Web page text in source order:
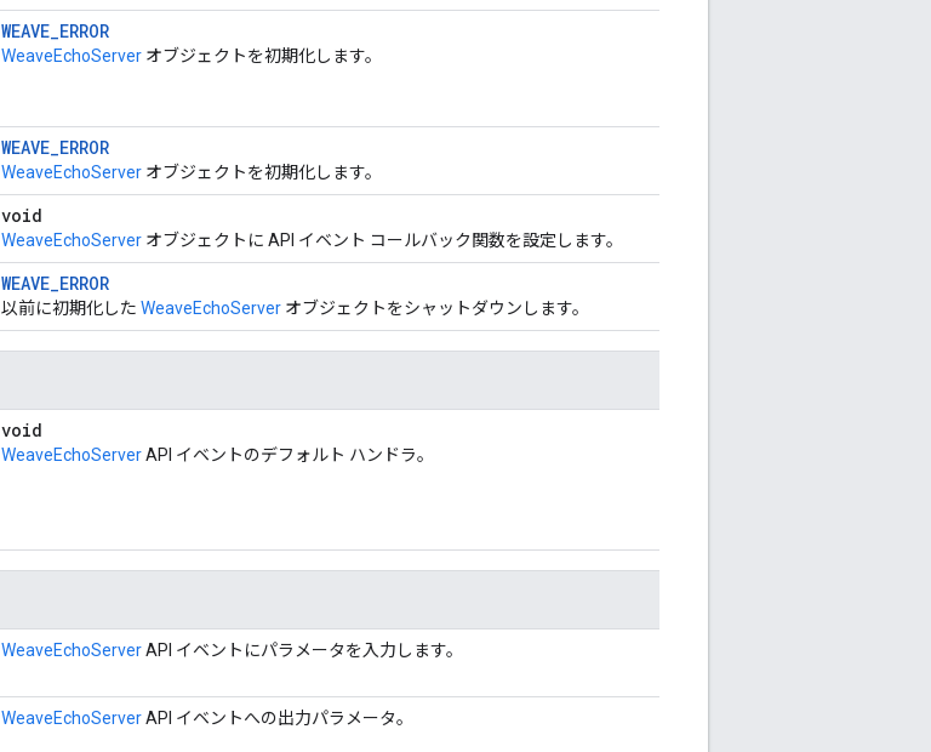
WEAVE_ERROR
WeaveEchoServer オブジェクトを初期化します。
WEAVE_ERROR
WeaveEchoServer オブジェクトを初期化します。
void
WeaveEchoServer オブジェクトに API イベント コールバック関数を設定します。
WEAVE_ERROR
以前に初期化した WeaveEchoServer オブジェクトをシャットダウンします。
void
WeaveEchoServerAPI イベントのデフォルト ハンドラ。
WeaveEchoServerAPI イベントにパラメータを入力します。
WeaveEchoServerAPI イベントへの出力パラメータ。